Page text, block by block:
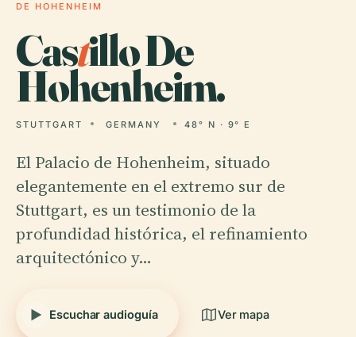
DE HOHENHEIM
Castillo De
Hohenheim.
STUTTGART GERMANY 48° N · 9° E
El Palacio de Hohenheim, situado
elegantemente en el extremo sur de
Stuttgart, es un testimonio de la
profundidad histórica, el refinamiento
arquitectónico y…
Escuchar audioguía Ver mapa